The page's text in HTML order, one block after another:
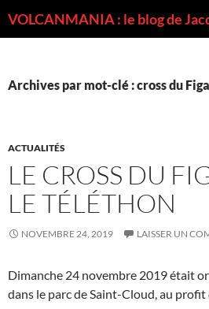
Archives par mot-clé : cross du
ACTUALITÉS
LE CROSS DU
LE TÉLÉTHON
NOVEMBRE 24, 2019 LAISSER UN
Dimanche 24 novembre 2019 était
dans le parc de Saint-Cloud, au profit